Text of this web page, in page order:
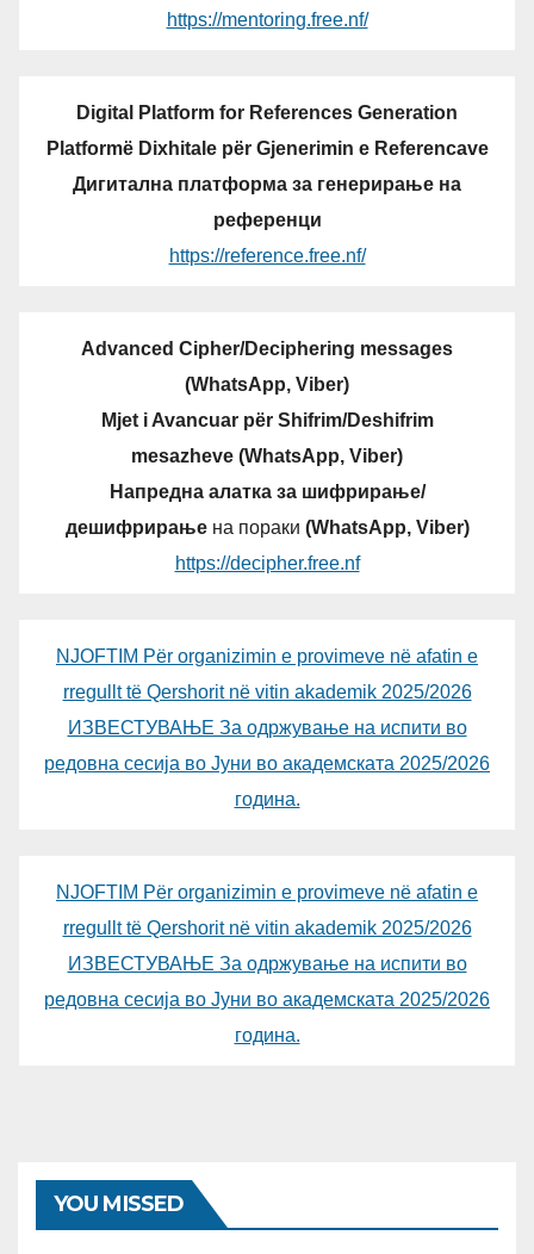
https://mentoring.free.nf/
Digital Platform for References Generation
Platformë Dixhitale për Gjenerimin e Referencave
Дигитална платформа за генерирање на
референци
https://reference.free.nf/
Advanced Cipher/Deciphering messages
(WhatsApp, Viber)
Mjet i Avancuar për Shifrim/Deshifrim
mesazheve (WhatsApp, Viber)
Напредна алатка за шифрирање/
дешифрирањена пораки (WhatsApp, Viber)
https://decipher.free.nf
NJOFTIM Për organizimin e provimeve në afatin e
rregullt të Qershorit në vitin akademik 2025/2026
ИЗВЕСТУВАЊЕ За одржување на испити во
редовна сесија во Јуни во академската 2025/2026
година.
NJOFTIM Për organizimin e provimeve në afatin e
rregullt të Qershorit në vitin akademik 2025/2026
ИЗВЕСТУВАЊЕ За одржување на испити во
редовна сесија во Јуни во академската 2025/2026
година.
YOU MISSED